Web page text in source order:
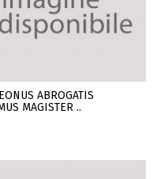
ABROGATIS
MAGISTER ..